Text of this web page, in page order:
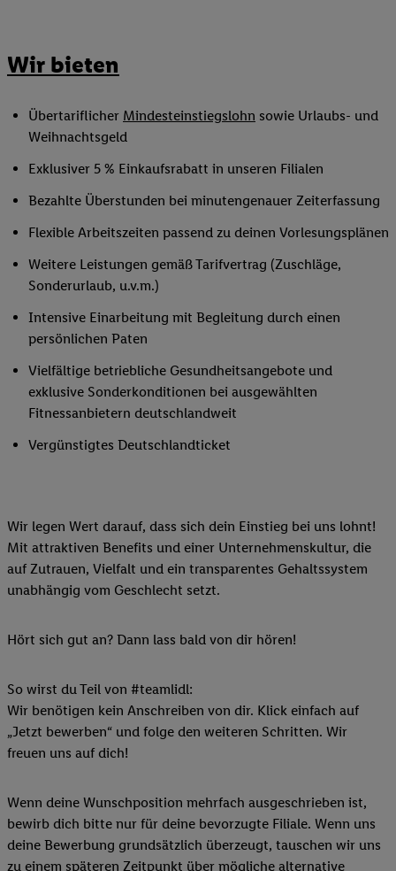
Wir bieten
Übertariflicher Mindesteinstiegslohn sowie Urlaubs- und
Weihnachtsgeld
Exklusiver 5 % Einkaufsrabatt in unseren Filialen
Bezahlte Überstunden bei minutengenauer Zeiterfassung
Flexible Arbeitszeiten passend zu deinen Vorlesungsplänen
Weitere Leistungen gemäß Tarifvertrag (Zuschläge,
Sonderurlaub, u.v.m.)
Intensive Einarbeitung mit Begleitung durch einen
persönlichen Paten
Vielfältige betriebliche Gesundheitsangebote und
exklusive Sonderkonditionen bei ausgewählten
Fitnessanbietern deutschlandweit
Vergünstigtes Deutschlandticket
Wir legen Wert darauf, dass sich dein Einstieg bei uns lohnt!
Mit attraktiven Benefits und einer Unternehmenskultur, die
auf Zutrauen, Vielfalt und ein transparentes Gehaltssystem
unabhängig vom Geschlecht setzt.
Hört sich gut an? Dann lass bald von dir hören!
So wirst du Teil von #teamlidl:
Wir benötigen kein Anschreiben von dir. Klick einfach auf
„Jetzt bewerben“ und folge den weiteren Schritten. Wir
freuen uns auf dich!
Wenn deine Wunschposition mehrfach ausgeschrieben ist,
bewirb dich bitte nur für deine bevorzugte Filiale. Wenn uns
deine Bewerbung grundsätzlich überzeugt, tauschen wir uns
zu einem späteren Zeitpunkt über mögliche alternative